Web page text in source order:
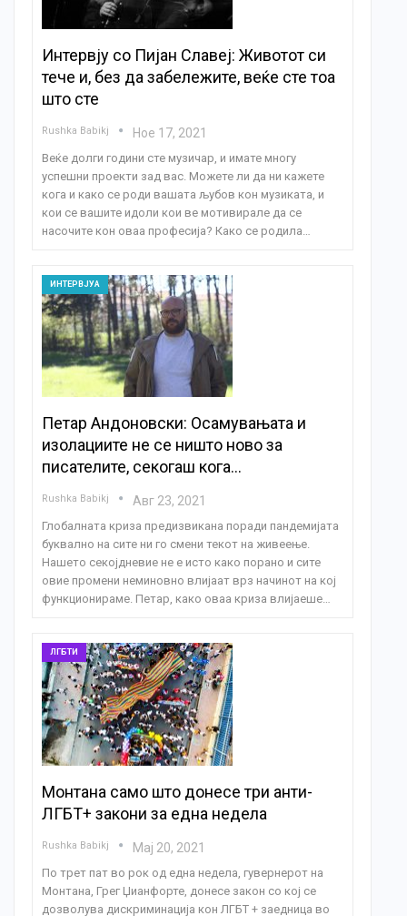
Интервју со Пијан Славеј: Животот си
тече и, без да забележите, веќе сте тоа
што сте
Rushka Babikj Ное 17, 2021
Веќе долги години сте музичар, и имате многу
успешни проекти зад вас. Можете ли да ни кажете
кога и како се роди вашата љубов кон музиката, и
кои се вашите идоли кои ве мотивирале да се
насочите кон оваа професија? Како се родила…
ИНТЕРВЈУА
Петар Андоновски: Осамувањата и
изолациите не се ништо ново за
писателите, секогаш кога…
Rushka Babikj Авг 23, 2021
Глобалната криза предизвикана поради пандемијата
буквално на сите ни го смени текот на живеење.
Нашето секојдневие не е исто како порано и сите
овие промени неминовно влијаат врз начинот на кој
функционираме. Петар, како оваа криза влијаеше…
ЛГБТИ
Монтана само што донесе три анти-
ЛГБТ+ закони за една недела
Rushka Babikj Мај 20, 2021
По трет пат во рок од една недела, гувернерот на
Монтана, Грег Џианфорте, донесе закон со кој се
дозволува дискриминација кон ЛГБТ + заедница во